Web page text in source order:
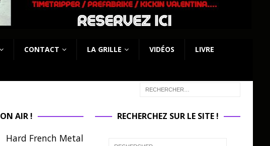
CONTACT LA GRILLE VIDÉOS LIVRE
ON AIR !
Hard French Metal
RECHERCHEZ SUR LE SITE !